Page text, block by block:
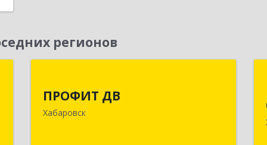
регионов
ПРОФИТ ДВ
Хабаровск
680000, Хабаровский край, Хабаровск
г, Муравьева-Амурского ул, дом № 25,